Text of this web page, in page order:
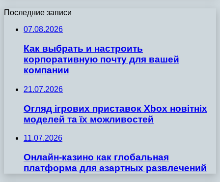
Последние записи
07.08.2026
Как выбрать и настроить
корпоративную почту для вашей
компании
21.07.2026
Огляд ігрових приставок Xbox новітніх
моделей та їх можливостей
11.07.2026
Онлайн-казино как глобальная
платформа для азартных развлечений